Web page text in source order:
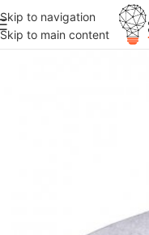
Skip to navigation
Skip to main content